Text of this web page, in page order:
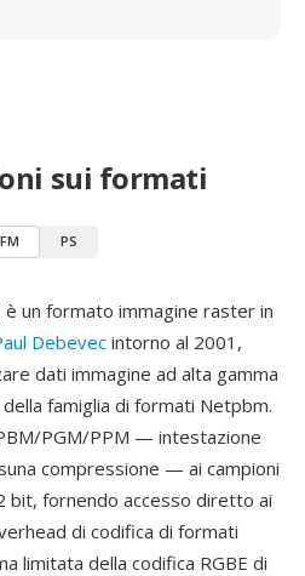
sui formati
PS
un formato immagine raster in
Debevecintorno al 2001,
dati immagine ad alta gamma
famiglia di formati Netpbm.
PGM/PPM — intestazione
compressione — ai campioni
bit, fornendo accesso diretto ai
di codifica di formati
limitata della codifica RGBE di